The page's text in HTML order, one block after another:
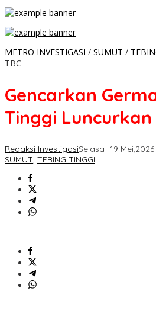
METRO INVESTIGASI / SUMUT /
TBC
Gencarkan
Tinggi Luncurkan
Redaksi InvestigasiSelasa- 19 Mei,2026
SUMUT, TEBING TINGGI